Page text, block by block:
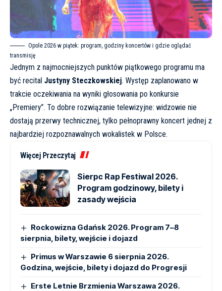
Opole 2026 w piątek: program, godziny koncertów i gdzie oglądać
transmisję
Jednym z najmocniejszych punktów piątkowego programu ma
być recital Justyny Steczkowskiej. Występ zaplanowano w
trakcie oczekiwania na wyniki głosowania po konkursie
„Premiery”. To dobre rozwiązanie telewizyjne: widzowie nie
dostają przerwy technicznej, tylko pełnoprawny koncert jednej z
najbardziej rozpoznawalnych wokalistek w Polsce.
Więcej Przeczytaj
Sierpc Rap Festiwal 2026.
Program godzinowy, bilety i
zasady wejścia
Rockowizna Gdańsk 2026. Program 7–8
sierpnia, bilety, wejście i dojazd
Primus w Warszawie 6 sierpnia 2026.
Godzina, wejście, bilety i dojazd do Progresji
Erste Letnie Brzmienia Warszawa 2026.